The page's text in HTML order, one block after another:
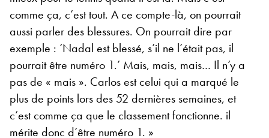
comme ça, c’est tout. A ce compte-là, on pourrait
aussi parler des blessures. On pourrait dire par
exemple : ‘Nadal est blessé, s’il ne l’était pas, il
pourrait être numéro 1.’ Mais, mais, mais… Il n’y a
pas de « mais ». Carlos est celui qui a marqué le
plus de points lors des 52 dernières semaines, et
c’est comme ça que le classement fonctionne. il
mérite donc d’être numéro 1. »